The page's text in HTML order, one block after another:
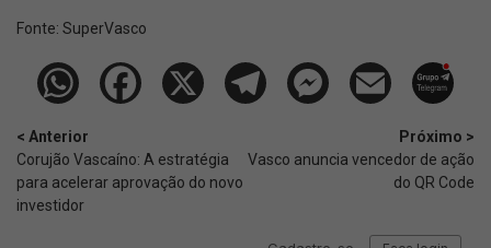
Fonte: SuperVasco‎‎‎‎‎‎
< Anterior
Corujão Vascaíno: A estratégia
para acelerar aprovação do novo
investidor
Próximo >
Vasco anuncia vencedor de ação
do QR Code